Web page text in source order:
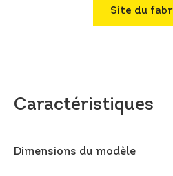
Site du
Caractéristiques
Dimensions du modèle